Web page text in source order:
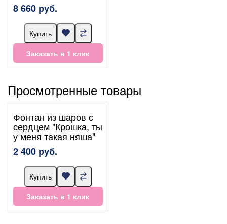
8 660 руб.
Купить
Заказать в 1 клик
Просмотренные товары
Фонтан из шаров с
сердцем "Крошка, ты
у меня такая няша"
2 400 руб.
Купить
Заказать в 1 клик